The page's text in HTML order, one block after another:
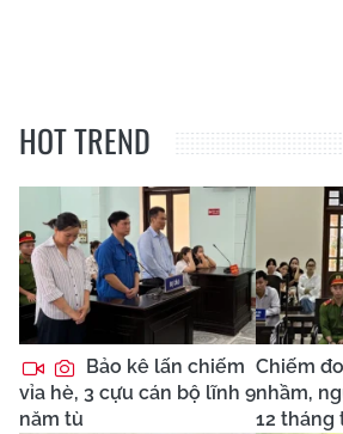
HOT TREND
Bảo kê lấn chiếm
vỉa hè, 3 cựu cán bộ lĩnh 9
năm tù
Chiếm
nhầm,
12 tháng